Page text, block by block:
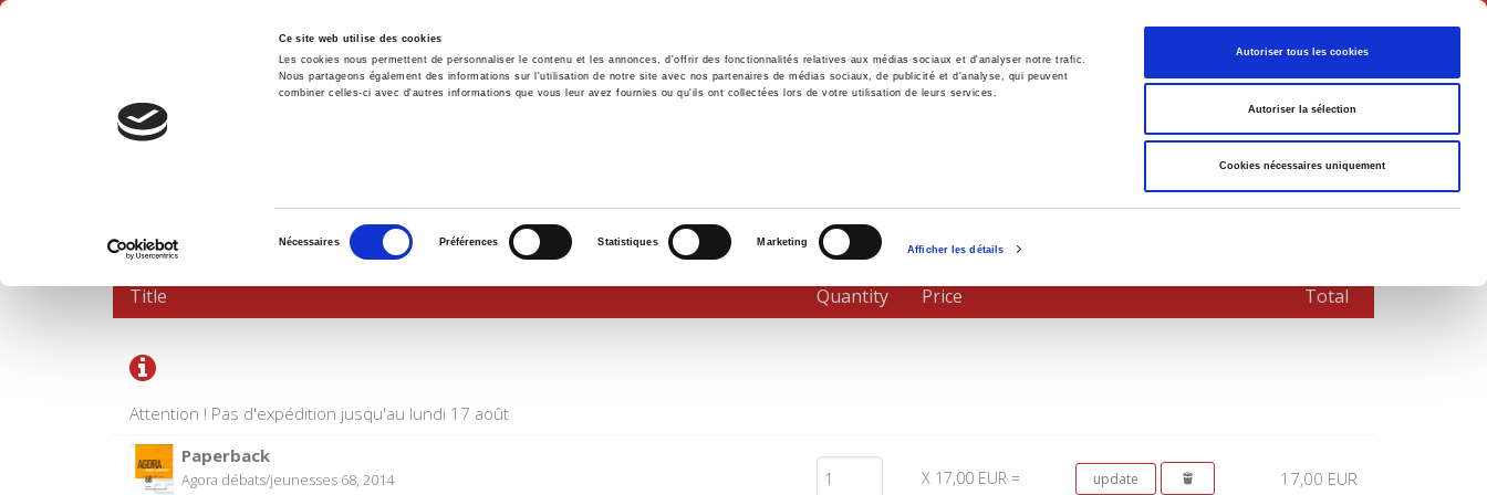
Ce site web utilise des cookies
Les cookies nous permettent de personnaliser le contenu et les annonces, d'offrir des fonctionnalités relatives aux médias sociaux et d'analyser notre trafic.
Nous partageons également des informations sur l'utilisation de notre site avec nos partenaires de médias sociaux, de publicité et d'analyse, qui peuvent
combiner celles-ci avec d'autres informations que vous leur avez fournies ou qu'ils ont collectées lors de votre utilisation de leurs services.
consentement
Nécessaires Préférences Statistiques Marketing
Afficher les détails
Autoriser tous les cookies
Autoriser la sélection
Cookies nécessaires uniquement
English
Home Environment History International Politics
SHOPPING CART
Attention ! Pas d'expédition jusqu'au lundi 17 août
Title Quantity Price Total
Paperback
Agora débats/jeunesses 68, 2014
X 17,00 EUR = 17,00 EUR